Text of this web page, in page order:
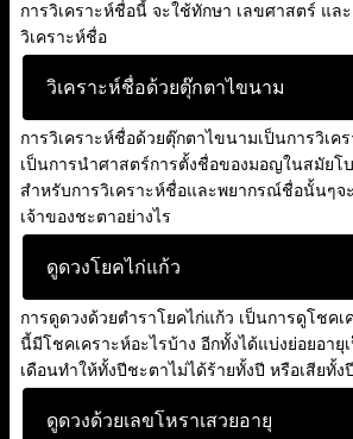
การวิเคราะห์ชื่อนี้ จะใช้ทักษา เลขศาสตร์ แล
วิเคราะห์ชื่อ
วิเคราะห์ชื่อด้วยตุ๊กตาไขนาม
การวิเคราะห์ชื่อด้วยตุ๊กตาไขนามเป็นการวิเค
เป็นการนำศาสตร์การตั้งชื่อของมอญในสมัยโ
สำหรับการวิเคราะห์ชื่อและพยากรณ์ชื่อนั้นๆ
เจ้าของชะตาอย่างไร
ดูดวงโยคไก่แก้ว
การดูดวงด้วยตำราโยคไก่แก้ว เป็นการดูโชค
นี้มีโชคเคราะห์อะไรบ้าง อีกทั้งได้แบ่งย่อยอา
เดือนทำให้ทั้งปีชะตาไม่ได้ร้ายทั้งปี หรือเสียทั้งปี
ดูดวงด้วยเลขโหราเสวยอายุ